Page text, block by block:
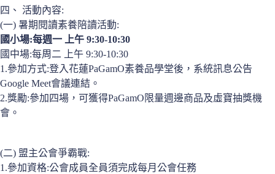
四、 活動內容:
(一) 暑期閱讀素養陪讀活動:
國小場:每週一 上午 9:30-10:30
國中場:每周二 上午 9:30-10:30
1.參加方式:登入花蓮PaGamO素養品學堂後，系統訊息公告
Google Meet會議連結。
2.獎勵:參加四場，可獲得PaGamO限量週邊商品及虛寶抽獎機
會。
(二) 盟主公會爭霸戰:
1.參加資格:公會成員全員須完成每月公會任務